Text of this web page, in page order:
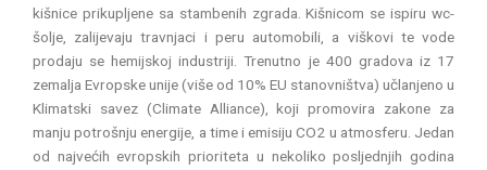
kišnice prikupljene sa stambenih zgrada. Kišnicom se ispiru wc-
šolje, zalijevaju travnjaci i peru automobili, a viškovi te vode
prodaju se hemijskoj industriji. Trenutno je 400 gradova iz 17
zemalja Evropske unije (više od 10% EU stanovništva) učlanjeno u
Klimatski savez (Climate Alliance), koji promovira zakone za
manju potrošnju energije, a time i emisiju CO2 u atmosferu. Jedan
od najvećih evropskih prioriteta u nekoliko posljednjih godina